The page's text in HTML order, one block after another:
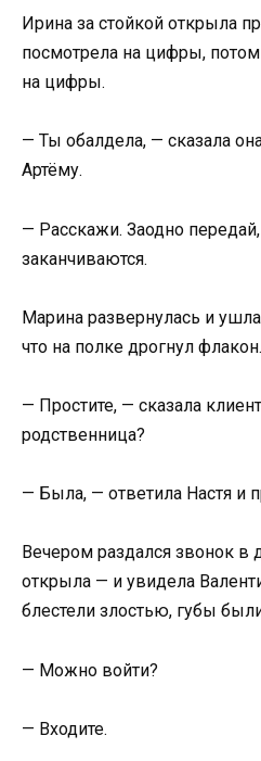
Ирина за стойкой открыла
посмотрела на цифры,
на цифры.
— Ты обалдела, — сказала
Артёму.
— Расскажи. Заодно
заканчиваются.
Марина развернулась и
что на полке дрогнул флакон.
— Простите, — сказала
родственница?
— Была, — ответила Настя и
Вечером раздался звонок в
открыла — и увидела
блестели злостью, губы
— Можно войти?
— Входите.